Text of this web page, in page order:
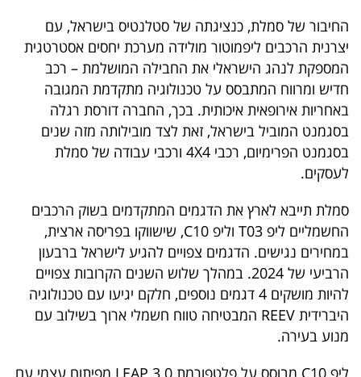
אחרינו:
החיבור של סמלת, כנציגתה של סטלנטיס בישראל, עם
יצרנית הרכבים ליפמוטור מולידה מערכת יחסים אסטרטגית
המספקת לנהג הישראלי את החבילה המושלמת – רכב
חדיש ומרווח המתבסס על טכנולוגיה מתקדמת המגובה
באחריות אירופאית איכותית. בכך, החברה דורסת רגלה
בסגמנט המוביל בישראל, זאת לצד מובילותה מזה שנים
בסגמנט הפרימיום, רכבי 4X4 ורכבי עבודה של סמלת
לעסקים.
סמלת תייבא לארץ את הדגמים המתקדמים בשוק הרכבים
החשמליים ליפ T03 וליפ C10, שישווקו בפריסה ארצית,
במחירים נגישים. הדגמים צפויים להגיע לישראל ברבעון
הרביעי של 2024. במהלך שלוש השנים הקרובות צפויים
להיות מושקים 4 דגמים נוספים, חלקם יגיעו עם טכנולוגיה
היברידית REEV המבטיחה טווח חשמלי ארוך בשילוב עם
מנוע בעירה.